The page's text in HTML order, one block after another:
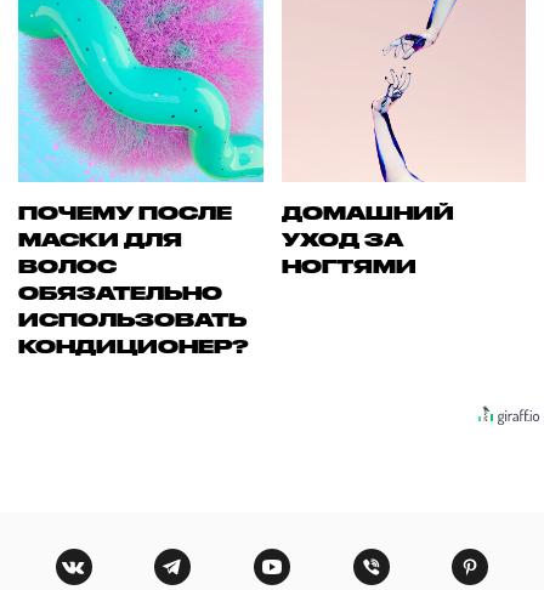
ПОЧЕМУ ПОСЛЕ
МАСКИ ДЛЯ
ВОЛОС
ОБЯЗАТЕЛЬНО
ИСПОЛЬЗОВАТЬ
КОНДИЦИОНЕР?
ДОМАШНИЙ
УХОД ЗА
НОГТЯМИ